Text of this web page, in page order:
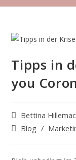
Tipps in
you
Beitrags-
Autor:
Bettina
Beitrags-
Blog /